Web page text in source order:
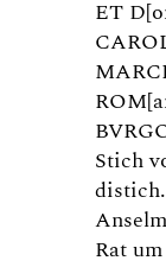
ET
Stich
Rat